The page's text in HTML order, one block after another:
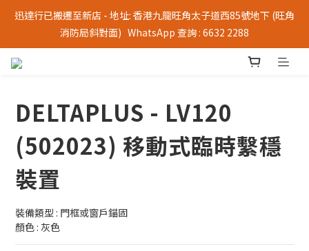
迅達行已搬遷至新店 - 地址: 香港九龍旺角太子道西85號地下 (旺角
消防局斜對面)   WhatsApp 查詢 : 6632 2288
DELTAPLUS - LV120
(502023) 移動式臨時繫穩
裝置
裝備類型 : 門框或窗戶錨固
顏色 : 灰色